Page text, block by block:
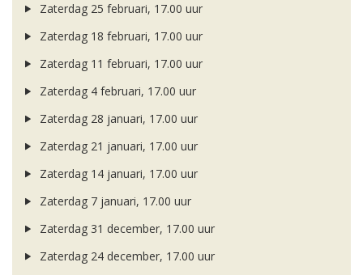
Zaterdag 25 februari, 17.00 uur
Zaterdag 18 februari, 17.00 uur
Zaterdag 11 februari, 17.00 uur
Zaterdag 4 februari, 17.00 uur
Zaterdag 28 januari, 17.00 uur
Zaterdag 21 januari, 17.00 uur
Zaterdag 14 januari, 17.00 uur
Zaterdag 7 januari, 17.00 uur
Zaterdag 31 december, 17.00 uur
Zaterdag 24 december, 17.00 uur